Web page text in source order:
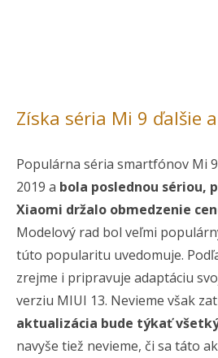
Získa séria Mi 9 ďalšie
Populárna séria smartfónov Mi
2019 a bola poslednou sériou,
Xiaomi držalo obmedzenie
Modelový rad bol veľmi
túto popularitu uvedomuje.
zrejme i pripravuje adaptáciu
verziu MIUI 13. Nevieme však
aktualizácia bude týkať
navyše tiež nevieme, či sa táto